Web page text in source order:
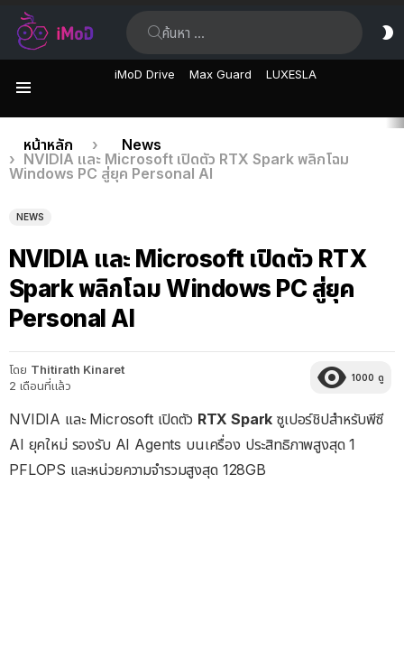
iMoD Drive Max Guard LUXESLA
เรื่อง
ล่าสุด
คุณอยู่ที่นี่:
หน้าหลัก
News
NVIDIA และ Microsoft เปิดตัว RTX Spark พลิกโฉม
Windows PC สู่ยุค Personal AI
NEWS
NVIDIA และ Microsoft เปิดตัว RTX
Spark พลิกโฉม Windows PC สู่ยุค
Personal AI
โดย Thitirath Kinaret
2 เดือนที่แล้ว
1000 ดู
NVIDIA และ Microsoft เปิดตัว RTX Spark ซูเปอร์ชิปสำหรับพีซี
AI ยุคใหม่ รองรับ AI Agents บนเครื่อง ประสิทธิภาพสูงสุด 1
PFLOPS และหน่วยความจำรวมสูงสุด 128GB